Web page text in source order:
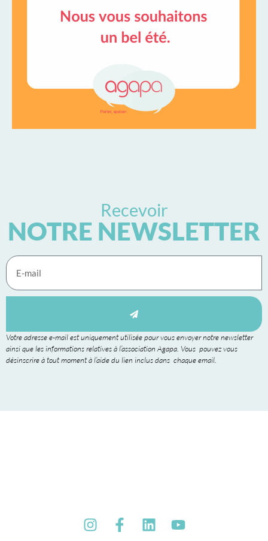
Recevoir
NOTRE NEWSLETTER
Votre adresse e-mail est uniquement utilisée pour vous envoyer notre newsletter
ainsi que les informations relatives à l’association Agapa. Vous pouvez vous
désinscrire à tout moment à l’aide du lien inclus dans chaque email.